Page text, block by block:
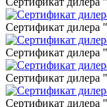
Сертификат дилера
Сертификат дилера
Сертификат дилера
Сертификат дилера